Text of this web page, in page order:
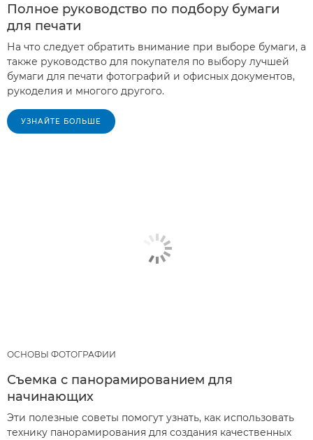
Полное руководство по подбору бумаги
для печати
На что следует обратить внимание при выборе бумаги, а
также руководство для покупателя по выбору лучшей
бумаги для печати фотографий и офисных документов,
рукоделия и многого другого.
УЗНАЙТЕ БОЛЬШЕ
ОСНОВЫ ФОТОГРАФИИ
Съемка с панорамированием для
начинающих
Эти полезные советы помогут узнать, как использовать
технику панорамирования для создания качественных